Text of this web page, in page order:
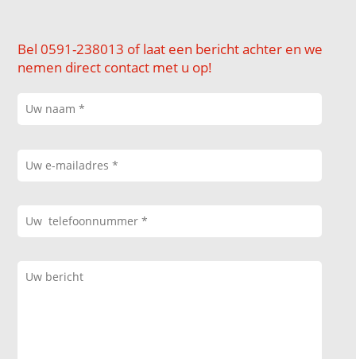
Bel 0591-238013 of laat een bericht achter en we
nemen direct contact met u op!